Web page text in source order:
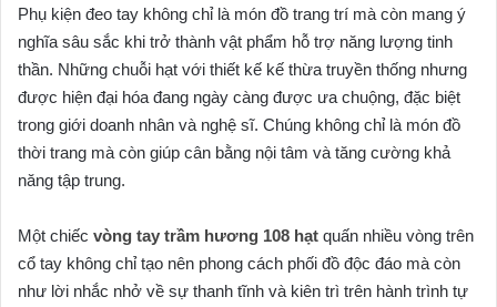
Phụ kiện đeo tay không chỉ là món đồ trang trí mà còn mang ý
nghĩa sâu sắc khi trở thành vật phẩm hỗ trợ năng lượng tinh
thần. Những chuỗi hạt với thiết kế kế thừa truyền thống nhưng
được hiện đại hóa đang ngày càng được ưa chuộng, đặc biệt
trong giới doanh nhân và nghệ sĩ. Chúng không chỉ là món đồ
thời trang mà còn giúp cân bằng nội tâm và tăng cường khả
năng tập trung.
Một chiếc vòng tay trầm hương 108 hạt quấn nhiều vòng trên
cổ tay không chỉ tạo nên phong cách phối đồ độc đáo mà còn
như lời nhắc nhở về sự thanh tĩnh và kiên trì trên hành trình tự